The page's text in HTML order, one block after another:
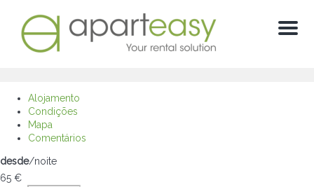
Menú
Alojamento
Condições
Mapa
Comentários
desde/noite
65 €